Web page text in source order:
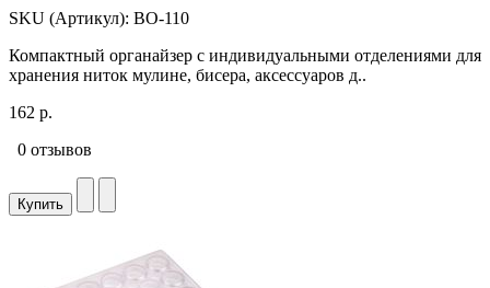
SKU (Артикул): ВО-110
Компактный органайзер с индивидуальными отделениями для
хранения ниток мулине, бисера, аксессуаров д..
162 р.
0 отзывов
Купить